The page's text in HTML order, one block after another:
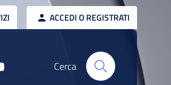
ACCEDI O REGISTRATI
Cerca